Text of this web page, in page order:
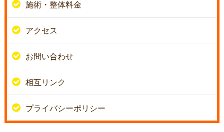
施術・整体料金
アクセス
お問い合わせ
相互リンク
プライバシーポリシー